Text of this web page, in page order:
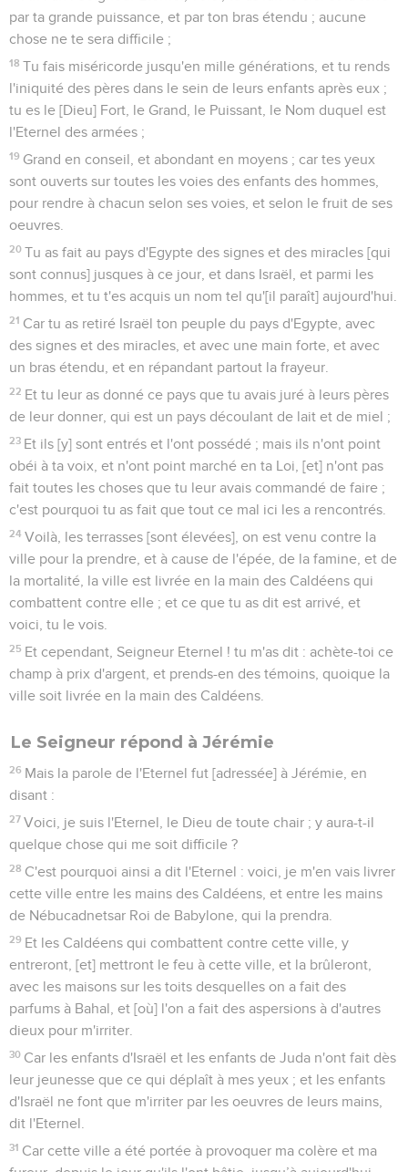
par ta grande puissance, et par ton bras étendu ; aucune
chose ne te sera difficile ;
18 Tu fais miséricorde jusqu'en mille générations, et tu rends
l'iniquité des pères dans le sein de leurs enfants après eux ;
tu es le [Dieu] Fort, le Grand, le Puissant, le Nom duquel est
l'Eternel des armées ;
19 Grand en conseil, et abondant en moyens ; car tes yeux
sont ouverts sur toutes les voies des enfants des hommes,
pour rendre à chacun selon ses voies, et selon le fruit de ses
oeuvres.
20 Tu as fait au pays d'Egypte des signes et des miracles [qui
sont connus] jusques à ce jour, et dans Israël, et parmi les
hommes, et tu t'es acquis un nom tel qu'[il paraît] aujourd'hui.
21 Car tu as retiré Israël ton peuple du pays d'Egypte, avec
des signes et des miracles, et avec une main forte, et avec
un bras étendu, et en répandant partout la frayeur.
22 Et tu leur as donné ce pays que tu avais juré à leurs pères
de leur donner, qui est un pays découlant de lait et de miel ;
23 Et ils [y] sont entrés et l'ont possédé ; mais ils n'ont point
obéi à ta voix, et n'ont point marché en ta Loi, [et] n'ont pas
fait toutes les choses que tu leur avais commandé de faire ;
c'est pourquoi tu as fait que tout ce mal ici les a rencontrés.
24 Voilà, les terrasses [sont élevées], on est venu contre la
ville pour la prendre, et à cause de l'épée, de la famine, et de
la mortalité, la ville est livrée en la main des Caldéens qui
combattent contre elle ; et ce que tu as dit est arrivé, et
voici, tu le vois.
25 Et cependant, Seigneur Eternel ! tu m'as dit : achète-toi ce
champ à prix d'argent, et prends-en des témoins, quoique la
ville soit livrée en la main des Caldéens.
Le Seigneur répond à Jérémie
26 Mais la parole de l'Eternel fut [adressée] à Jérémie, en
disant :
27 Voici, je suis l'Eternel, le Dieu de toute chair ; y aura-t-il
quelque chose qui me soit difficile ?
28 C'est pourquoi ainsi a dit l'Eternel : voici, je m'en vais livrer
cette ville entre les mains des Caldéens, et entre les mains
de Nébucadnetsar Roi de Babylone, qui la prendra.
29 Et les Caldéens qui combattent contre cette ville, y
entreront, [et] mettront le feu à cette ville, et la brûleront,
avec les maisons sur les toits desquelles on a fait des
parfums à Bahal, et [où] l'on a fait des aspersions à d'autres
dieux pour m'irriter.
30 Car les enfants d'Israël et les enfants de Juda n'ont fait dès
leur jeunesse que ce qui déplaît à mes yeux ; et les enfants
d'Israël ne font que m'irriter par les oeuvres de leurs mains,
dit l'Eternel.
31 Car cette ville a été portée à provoquer ma colère et ma